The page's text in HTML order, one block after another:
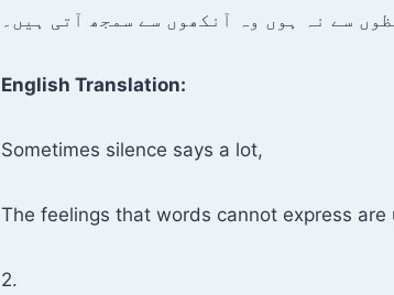
سے نہ ہوں وہ آنکھوں سے سمجھ آتی ہیں۔
English Translation:
Sometimes silence says a lot,
The feelings that words cannot express
2.